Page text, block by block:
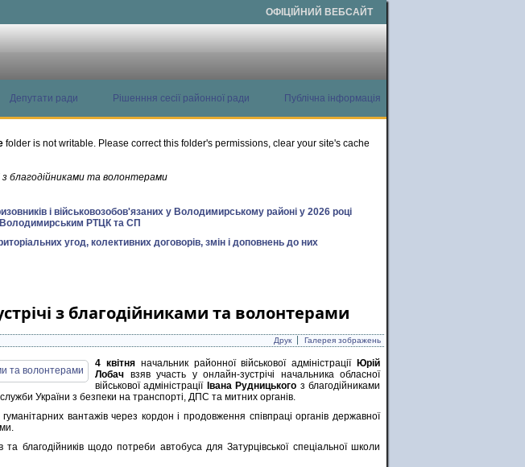
ОФІЦІЙНИЙ ВЕБСАЙТ
Депутати ради Рішенння сесії районної ради
Публічна інформація
folder is not writable. Please correct this folder's permissions, clear your site's cache
з благодійниками та волонтерами
і військовозобов'язаних у Володимирському районі у 2026 році
Володимирським РТЦК та СП
угод, колективних договорів, змін і доповнень до них
з благодійниками та волонтерами
Друк Галерея зображень
4 квітняначальник районної військової адміністрації Юрій
Лобач взяв участь у онлайн-зустрічі начальника обласної
військової адміністрації Івана Рудницького з благодійниками
України з безпеки на транспорті, ДПС та митних органів.
вантажів через кордон і продовження співпраці органів державної
благодійників щодо потреби автобуса для Затурцівської спеціальної школи